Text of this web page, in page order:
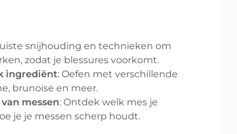
snijhouding en technieken om
zodat je blessures voorkomt.
ingrediënt: Oefen met verschillende
brunoise en meer.
messen: Ontdek welk mes je
je je messen scherp houdt.